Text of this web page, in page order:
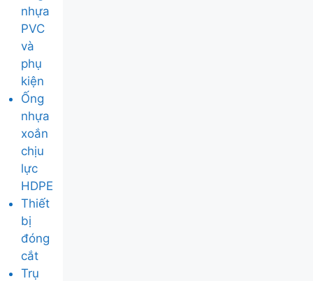
nhựa
PVC
và
phụ
kiện
Ống
nhựa
xoắn
chịu
lực
HDPE
Thiết
bị
đóng
cắt
Trụ